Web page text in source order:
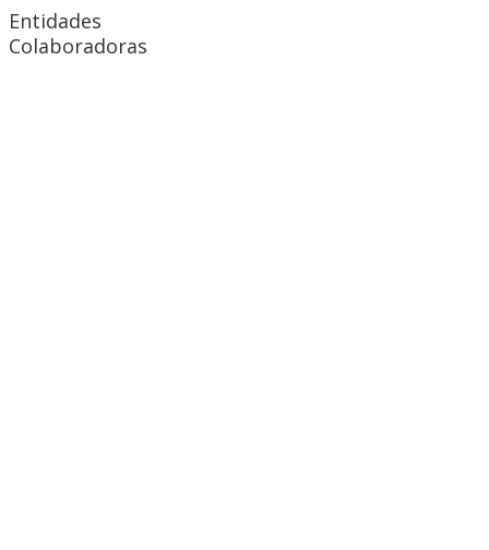
Entidades
Colaboradoras